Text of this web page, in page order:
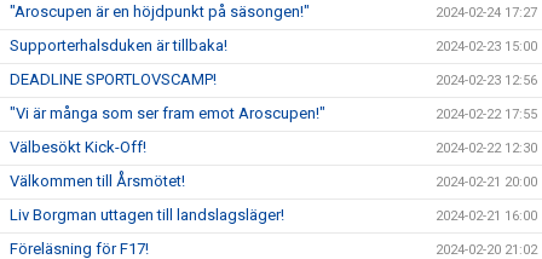
"Aroscupen är en höjdpunkt på säsongen!" 2024-02-24 17:27
Supporterhalsduken är tillbaka! 2024-02-23 15:00
DEADLINE SPORTLOVSCAMP! 2024-02-23 12:56
"Vi är många som ser fram emot Aroscupen!" 2024-02-22 17:55
Välbesökt Kick-Off! 2024-02-22 12:30
Välkommen till Årsmötet! 2024-02-21 20:00
Liv Borgman uttagen till landslagsläger! 2024-02-21 16:00
Föreläsning för F17! 2024-02-20 21:02